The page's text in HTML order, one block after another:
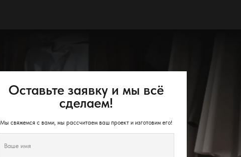
Оставьте заявку и мы всё
сделаем!
Мы свяжемся с вами, мы рассчитаем ваш проект и изготовим его!